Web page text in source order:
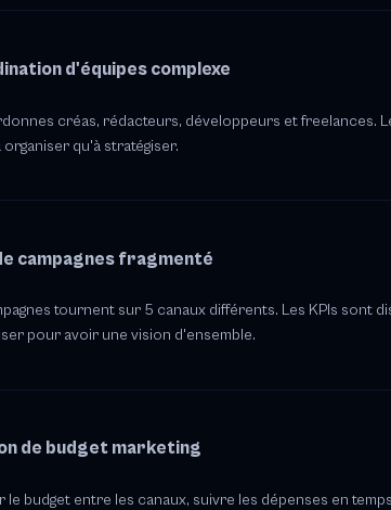
d'équipes complexe
créas, rédacteurs, développeurs et freelances.
organiser qu'à stratégiser.
campagnes fragmenté
tournent sur 5 canaux différents. Les KPIs sont
pour avoir une vision d'ensemble.
de budget marketing
le budget entre les canaux, suivre les dépenses en